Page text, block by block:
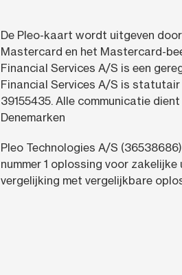
De Pleo-kaart wordt uitgeven
Mastercard en het Mastercard-
Financial Services A/S is een
Financial Services A/S is statutair
39155435. Alle communicatie
Denemarken
Pleo Technologies A/S
nummer 1 oplossing voor
vergelijking met vergelijkbare